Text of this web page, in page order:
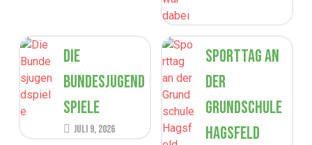
Die
Bundesjugend
spiele
Juli 9, 2026
Sporttag an
der
Grundschule
Hagsfeld